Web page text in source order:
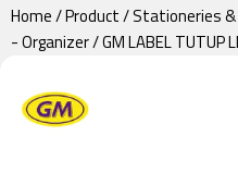
Home/Product/Stationeries
- Organizer/ GM LABEL TUTUP